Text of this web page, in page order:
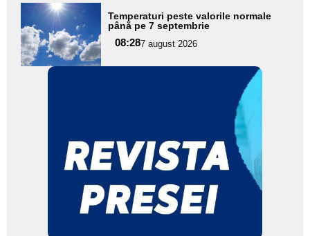
Adaugă
aici textul
pentru
subtitlu
Temperaturi peste valorile normale
până pe 7 septembrie
08:287 august 2026